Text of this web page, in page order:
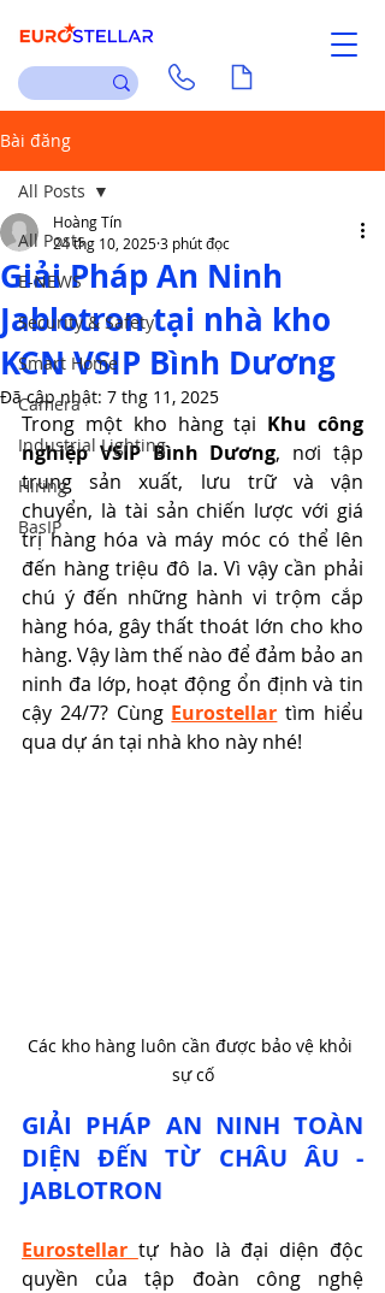
Liên hệ Tài liệu
Bài đăng
All Posts
E-NEWS
Security & Safety
Smart Home
Camera
Industrial Lighting
Hiring
BasIP
All Posts
Giải Pháp An Ninh
Jablotron tại nhà kho
KCN VSIP Bình Dương
Hoàng Tín
24 thg 10, 20253 phút đọc
Đã cập nhật: 7 thg 11, 2025
Trong một kho hàng tại Khu công
nghiệp VSIP Bình Dương, nơi tập
trung sản xuất, lưu trữ và vận
chuyển, là tài sản chiến lược với giá
trị hàng hóa và máy móc có thể lên
đến hàng triệu đô la. Vì vậy cần phải
chú ý đến những hành vi trộm cắp
hàng hóa, gây thất thoát lớn cho kho
hàng. Vậy làm thế nào để đảm bảo an
ninh đa lớp, hoạt động ổn định và tin
cậy 24/7? Cùng Eurostellar tìm hiểu
qua dự án tại nhà kho này nhé!
Các kho hàng luôn cần được bảo vệ khỏi
sự cố
GIẢI PHÁP AN NINH TOÀN
DIỆN ĐẾN TỪ CHÂU ÂU -
JABLOTRON
Eurostellar tự hào là đại diện độc